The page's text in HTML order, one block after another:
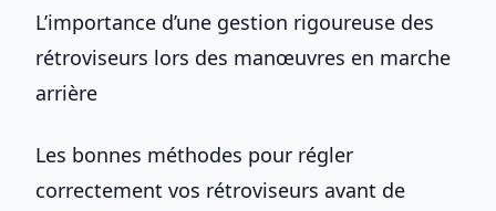
L’importance d’une gestion rigoureuse des
rétroviseurs lors des manœuvres en marche
arrière
Les bonnes méthodes pour régler
correctement vos rétroviseurs avant de